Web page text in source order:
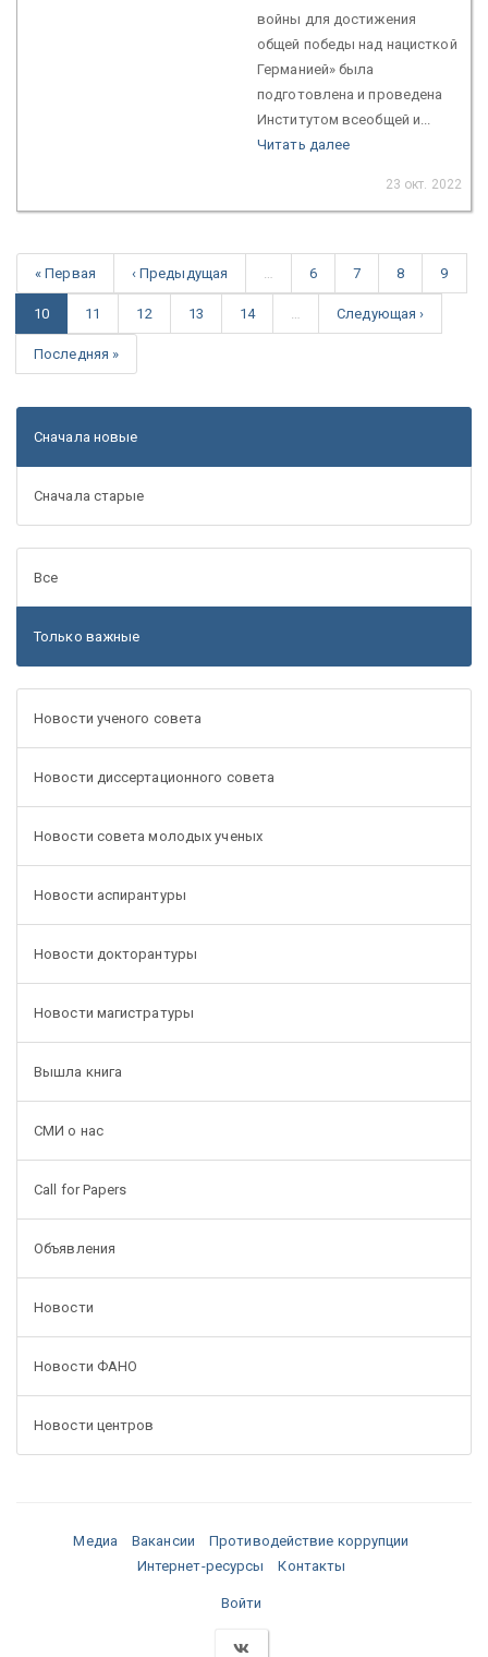
войны для достижения
общей победы над нацисткой
Германией» была
подготовлена и проведена
Институтом всеобщей и...
Читать далее
23 окт. 2022
« Первая ‹ Предыдущая 6 7 8 9
10 11 12 13 14 Следующая ›
Последняя »
Сначала новые
Сначала старые
Все
Только важные
Новости ученого совета
Новости диссертационного совета
Новости совета молодых ученых
Новости аспирантуры
Новости докторантуры
Новости магистратуры
Вышла книга
СМИ о нас
Call for Papers
Объявления
Новости
Новости ФАНО
Новости центров
Медиа Вакансии
Противодействие коррупции
Интернет-ресурсы
Контакты
Войти